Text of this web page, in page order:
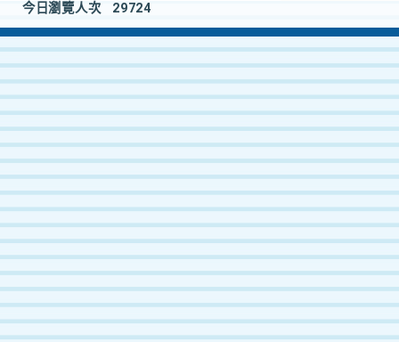
今日瀏覽人次
29724